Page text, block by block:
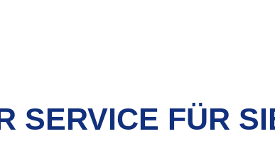
SERVICE FÜR